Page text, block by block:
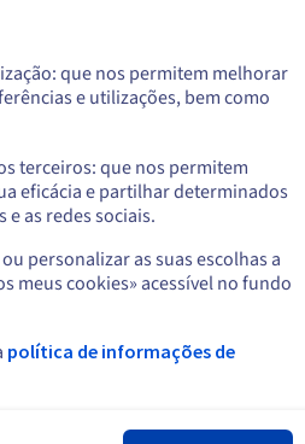
que nos permitem melhorar
e utilizações, bem como
terceiros: que nos permitem
eficácia e partilhar determinados
as redes sociais.
personalizar as suas escolhas a
meus cookies» acessível no fundo
política de informações de